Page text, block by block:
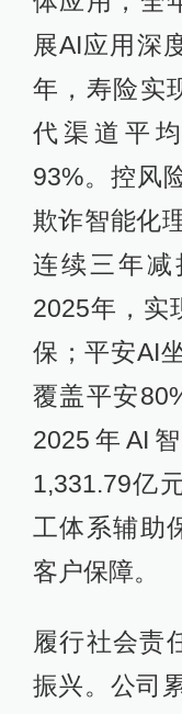
展AI应用深
年，寿险实
代渠道平
93%。控风
欺诈智能化
连续三年减
2025年，实
保；平安AI
覆盖平安
2025年AI
1,331.79亿
工体系辅助
客户保障。
履行社会责
振兴。公司